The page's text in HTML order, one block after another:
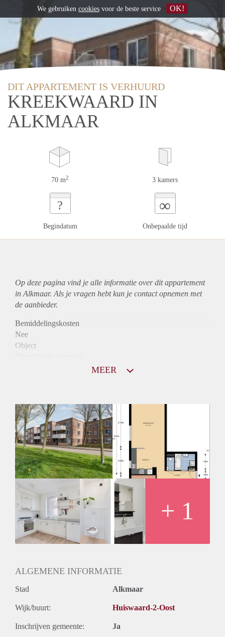
DIT APPARTEMENT IS VERHUURD
KREEKWAARD IN
ALKMAAR
70 m2 3 kamers
?
Begindatum
∞
Onbepaalde tijd
Op deze pagina vind je alle informatie over ditappartement
in Alkmaar. Als je vragen hebt kun je contact opnemen met
de aanbieder.
Bemiddelingskosten
Nee
Object
Huurtoeslag
Mogelijk
Inkomen eis
N.V.T.
Huurtermijn
Onbepaalde termijn
Oplevering
MEER
+ 1
ALGEMENE INFORMATIE
Stad Alkmaar
Wijk/buurt: Huiswaard-2-Oost
Inschrijven gemeente: Ja
We gebruiken cookies voor de beste service OK!